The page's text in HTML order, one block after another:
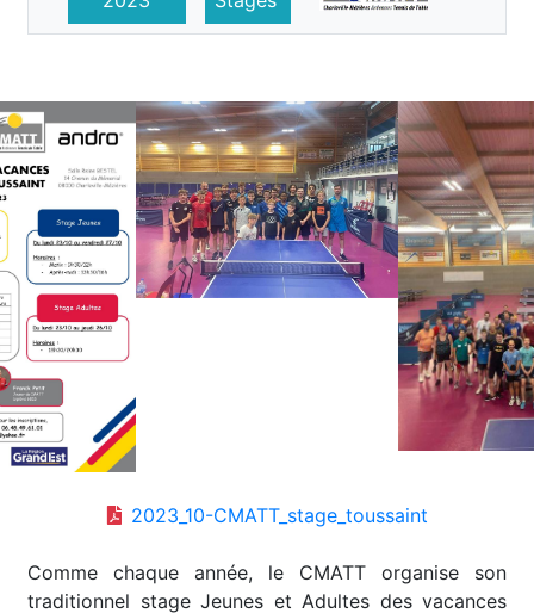
2023_10-CMATT_stage_toussaint
Comme chaque année, le CMATT organise son
traditionnel stage Jeunes et Adultes des vacances